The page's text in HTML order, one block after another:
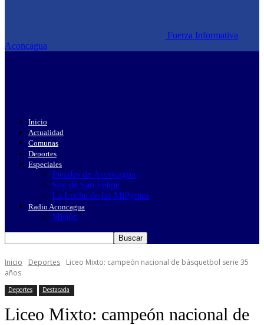
Fuerza Informativa
Aconcagua
Inicio
Actualidad
Comunas
Deportes
Especiales
Picadas de Aconcagua
Soy de San Felipe
La Lucha de las MiPymes
Radio Aconcagua
Misión
Inicio Deportes
Liceo Mixto: campeón nacional de básquetbol serie 35
años
Deportes Destacada
Liceo Mixto: campeón nacional de